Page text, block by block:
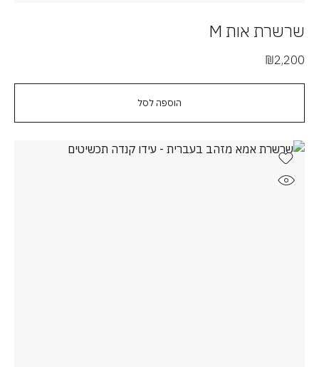
הוספה לסל
שרשרת אות M
₪2,200